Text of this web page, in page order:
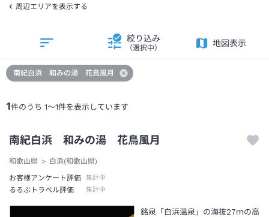
周辺エリアを表示する
1件のうち 1～1件を表示しています
絞り込み
（選択中）
地図表示
南紀白浜 和みの湯 花鳥風月
南紀白浜 和みの湯 花鳥風月
和歌山県
白浜(和歌山県)
お客様アンケート評価
集計中
るるぶトラベル評価 集計中
銘泉「白浜温泉」の海抜27ｍの高